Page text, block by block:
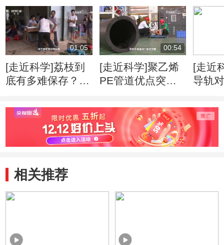
01:05
[走近科学]荔枝到
底有多难保存？摘
掉
00:54
[走近科学]聚乙烯
PE管道优点突出
去了检测能力
[走近
导轨
相关推荐